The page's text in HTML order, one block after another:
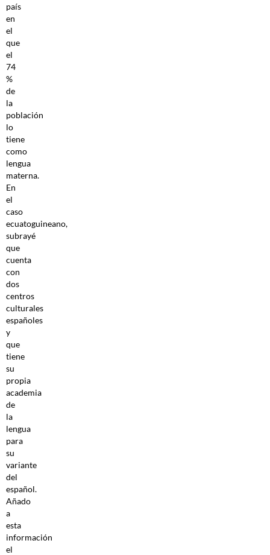
país
en
el
que
el
74
%
de
la
población
lo
tiene
como
lengua
materna.
En
el
caso
ecuatoguineano,
subrayé
que
cuenta
con
dos
centros
culturales
españoles
y
que
tiene
su
propia
academia
de
la
lengua
para
su
variante
del
español.
Añado
a
esta
información
el